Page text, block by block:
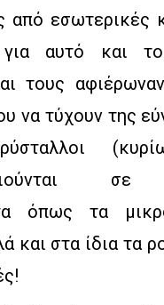
από εσωτερικές
για αυτό και
τους
να τύχουν της
σε
όπως τα
και στα ίδια τα